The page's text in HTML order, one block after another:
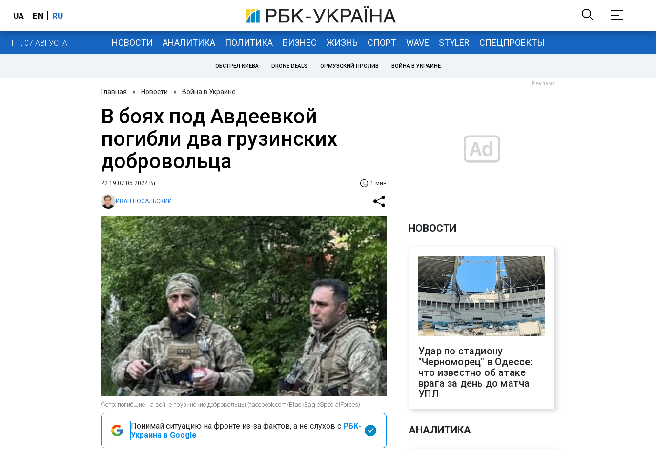
UA EN RU
ПТ, 07 АВГУСТА НОВОСТИ АНАЛИТИКА ПОЛИТИКА БИЗНЕС ЖИЗНЬ СПОРТ WAVE STYLER СПЕЦПРОЕКТЫ
ОБСТРЕЛ КИЕВА DRONE DEALS ОРМУЗСКИЙ ПРОЛИВ ВОЙНА В УКРАИНЕ
Главная » Новости » Война в Украине
В боях под Авдеевкой
погибли два грузинских
добровольца
22:19 07.05.2024 Вт 1 мин
ИВАН НОСАЛЬСКИЙ
Фото: погибшие на войне грузинские добровольцы (facebook.com/BlackEagleSpecialForces)
Понимай ситуацию на фронте из-за фактов, а не слухов с РБК-
Украина в Google
НОВОСТИ
Удар по стадиону
"Черноморец" в Одессе:
что известно об атаке
врага за день до матча
УПЛ
АНАЛИТИКА